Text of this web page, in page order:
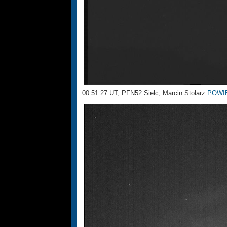
00:51:27 UT, PFN52 Sielc, Marcin Stolarz